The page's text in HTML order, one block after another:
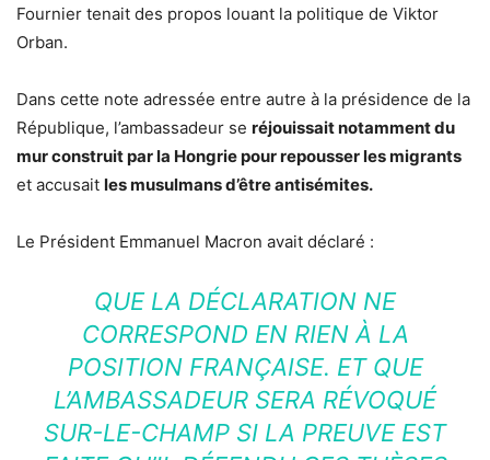
Fournier tenait des propos louant la politique de Viktor
Orban.
Dans cette note adressée entre autre à la présidence de la
République, l’ambassadeur se réjouissait notamment du
mur construit par la Hongrie pour repousser les migrants
et accusait les musulmans d’être antisémites.
Le Président Emmanuel Macron avait déclaré :
QUE LA DÉCLARATION NE
CORRESPOND EN RIEN À LA
POSITION FRANÇAISE. ET QUE
L’AMBASSADEUR SERA RÉVOQUÉ
SUR-LE-CHAMP SI LA PREUVE EST